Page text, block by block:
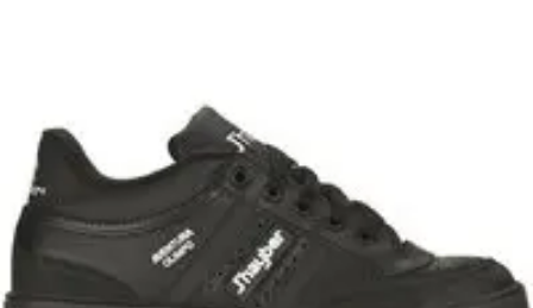
Viajes y Aventuras